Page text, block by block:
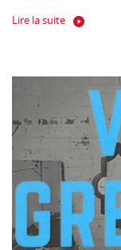
Lire la suite